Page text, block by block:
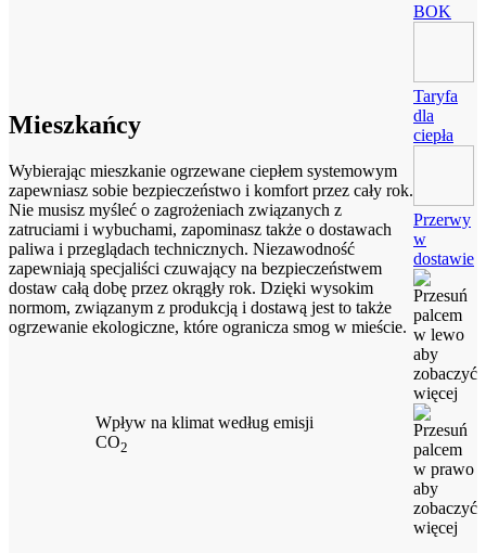
Mieszkańcy
Wybierając mieszkanie ogrzewane ciepłem systemowym
zapewniasz sobie bezpieczeństwo i komfort przez cały rok.
Nie musisz myśleć o zagrożeniach związanych z
zatruciami i wybuchami, zapominasz także o dostawach
paliwa i przeglądach technicznych. Niezawodność
zapewniają specjaliści czuwający na bezpieczeństwem
dostaw całą dobę przez okrągły rok. Dzięki wysokim
normom, związanym z produkcją i dostawą jest to także
ogrzewanie ekologiczne, które ogranicza smog w mieście.
Wpływ na klimat według emisji
CO2
BOK
Taryfa
dla
ciepła
Przerwy
w
dostawie